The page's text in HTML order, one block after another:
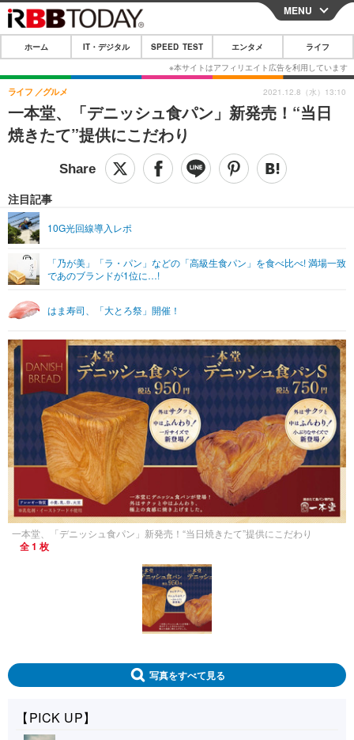
CLOSE
ホーム
IT・デジタル
IT・デジタルTOP スマートフォン
ショッピング その他
SPEED TEST
エンタメTOP 映画・ドラマ
グラビア
ショッピング
ライフTOP
その他
リリース一覧
プッシュ通知の停止方法
MENU
ホーム IT・デジタル SPEED TEST エンタメ ライフ
一本堂、「デニッシュ食パン」新発売！“当日
焼きたて”提供にこだわり
ライフ グルメ
注目記事
10G光回線導入レポ
「乃が美」「ラ・パン」などの「高級生食パン」を食べ比べ! 満場一致
であのブランドが1位に…!
はま寿司、「大とろ祭」開催！
2021.12.8（水）13:10
一本堂、「デニッシュ食パン」新発売！“当日焼きたて”提供にこだわり
全 1 枚
写真をすべて見る
【PICK UP】